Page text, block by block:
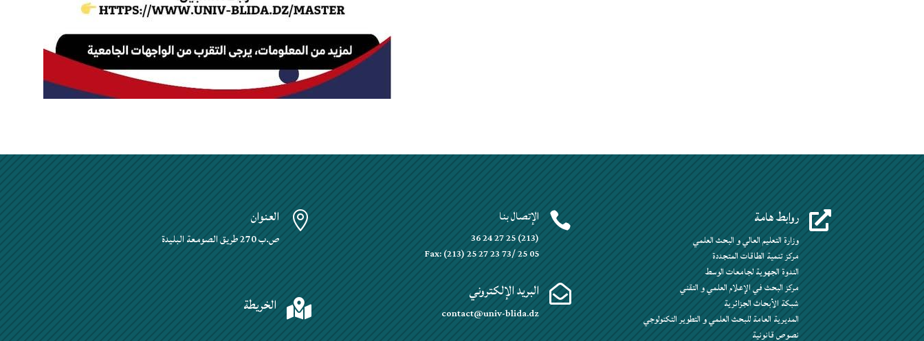
 العنوان
ص.ب 270 طريق الصومعة البليدة
 الخريطة
 الإتصال بنا
(213) 25 27 24 36
Fax: (213) 25 27 23 73/ 25 05
 البريد الإلكتروني
contact@univ-blida.dz
 روابط هامة
وزارة التعليم العالي و البحث العلمي
مركز تنمية الطاقات المتجددة
الندوة الجهوية لجامعات الوسط
مركز البحث في الإعلام العلمي و التقني
شبكة الأبحاث الجزائرية
المديرية العامة للبحث العلمي و التطوير التكنولوجي
نصوص قانونية